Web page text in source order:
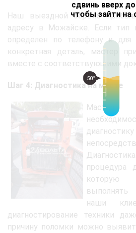
сдвинь вверх
чтобы зайти на
50°
Наш выездной сервис
адресу в Можайске. Если тип
определен по телефону и для
конкретная деталь, мастер
вместе с соответствующими
Шаг 4: Диагностика на месте
Мастер
процедура
которую
выполнять
наши
диагностирование техники
причину поломки можно